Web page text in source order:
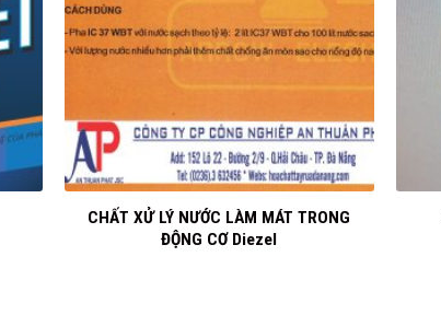
+
CHẤT XỬ LÝ NƯỚC LÀM MÁT TRONG
ĐỘNG CƠ Diezel